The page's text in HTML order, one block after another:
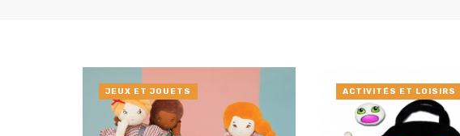
JEUX ET JOUETS ACTIVITÉS ET LOISIRS